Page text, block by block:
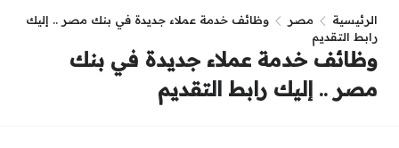
الرئيسية مصر
وظائف خدمة عملاء جديدة في بنك مصر .. إليك
رابط التقديم
وظائف خدمة عملاء جديدة في بنك
مصر .. إليك رابط التقديم